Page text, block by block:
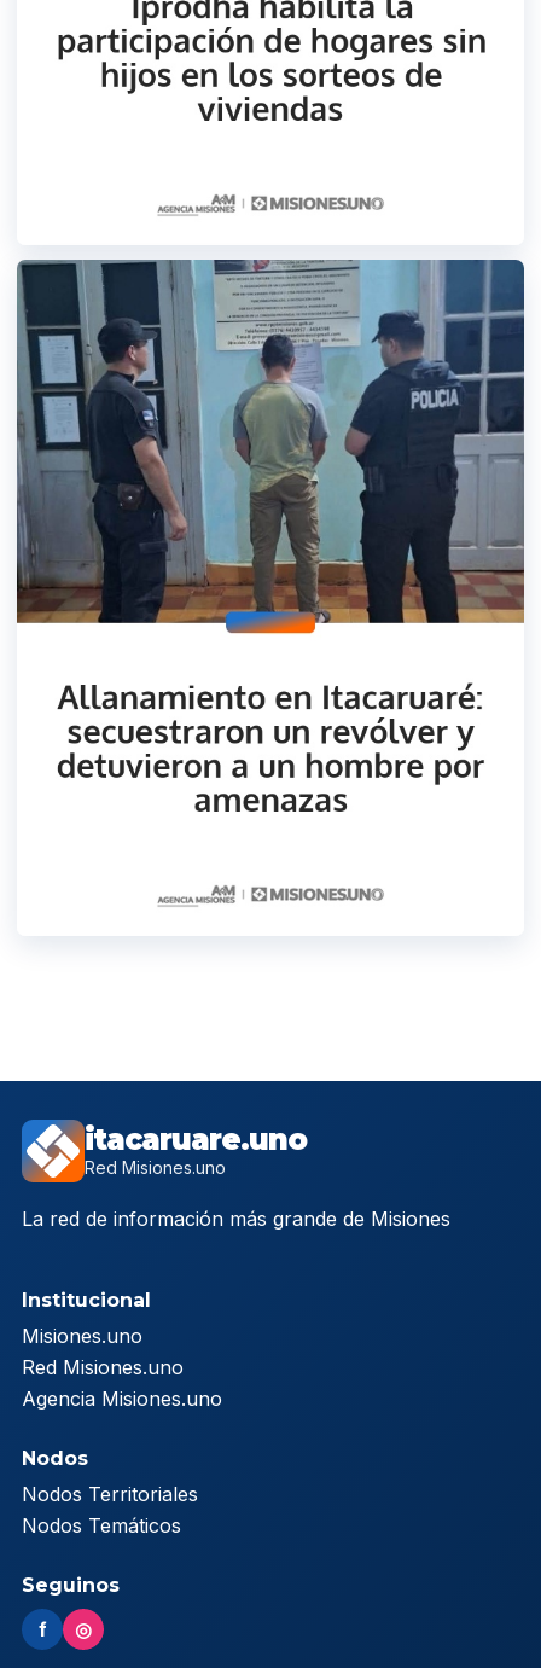
itacaruare.uno
Red Misiones.uno
La red de información más grande de Misiones
Institucional
Misiones.uno
Red Misiones.uno
Agencia Misiones.uno
Nodos
Nodos Territoriales
Nodos Temáticos
Seguinos
f ◎